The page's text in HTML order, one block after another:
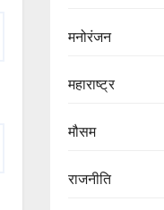
मनोरंजन
महाराष्ट्र
मौसम
राजनीति